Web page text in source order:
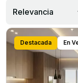
Relevancia
Destacada En